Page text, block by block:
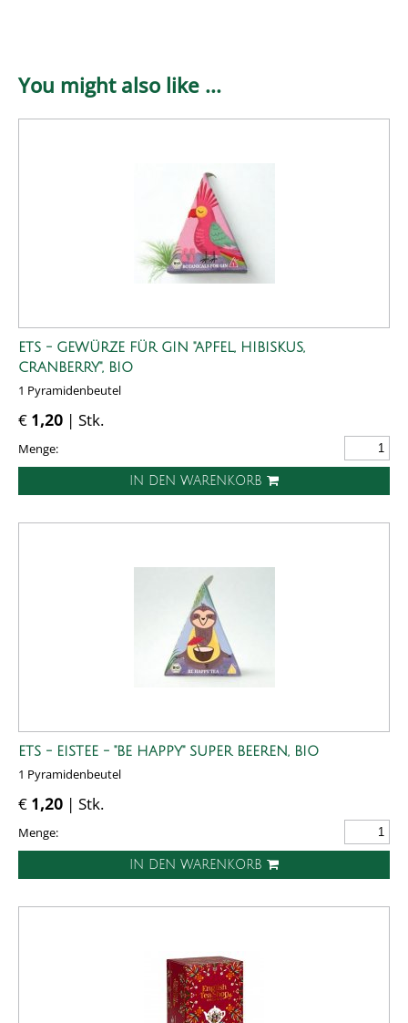
You might also like ...
ETS - GEWÜRZE FÜR GIN "APFEL, HIBISKUS,
CRANBERRY", BIO
1 Pyramidenbeutel
€ 1,20 | Stk.
Menge:
IN DEN WARENKORB
ETS - EISTEE - "BE HAPPY" SUPER BEEREN, BIO
1 Pyramidenbeutel
€ 1,20 | Stk.
Menge:
IN DEN WARENKORB